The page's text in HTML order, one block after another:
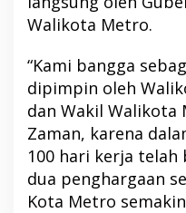
Walikota Metro.
“Kami bangga
dipimpin oleh
dan Wakil Walikota
Zaman, karena
100 hari kerja
dua penghargaan
Kota Metro